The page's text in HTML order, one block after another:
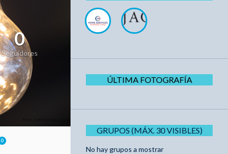
0
Seguidores
0
ÚLTIMA FOTOGRAFÍA
GRUPOS (MÁX. 30 VISIBLES)
No hay grupos a mostrar